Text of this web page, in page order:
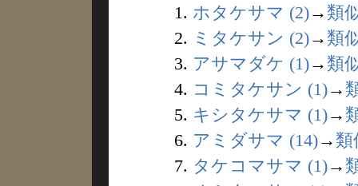
1. ホタケサマ (2)→ 類
2. ミタケサン (2)→ 類
3. アサマダケ (1)→ 類
4. コミタケサン (1)→
5. キシタケサマ (1)→
6. アミダサマ (14)→ 類
7. タケコマサマ (1)→